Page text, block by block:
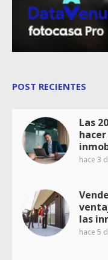
POST RECIENTES
Las
hace 3
las
hace 5